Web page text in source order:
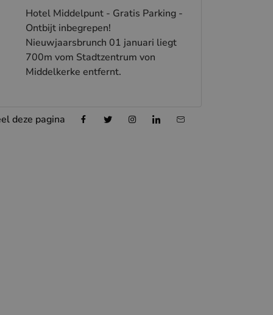
Hotel Middelpunt - Gratis Parking -
Ontbijt inbegrepen!
Nieuwjaarsbrunch 01 januari liegt
700m vom Stadtzentrum von
Middelkerke entfernt.
deze pagina